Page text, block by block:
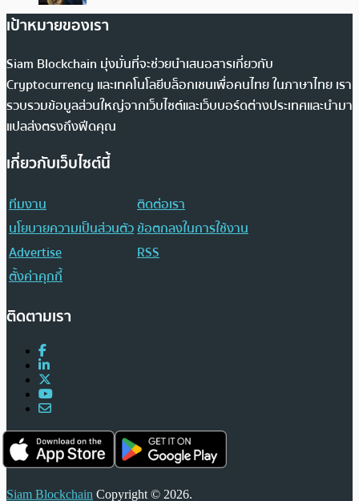
เป้าหมายของเรา
Siam Blockchain มุ่งมั่นที่จะช่วยนำเสนอสารเกี่ยวกับ
Cryptocurrency และเทคโนโลยีบล็อกเชนเพื่อคนไทย ในภาษาไทย เรา
รวบรวมข้อมูลส่วนใหญ่จากเว็บไซต์และเว็บบอร์ดต่างประเทศและนำมา
แปลส่งตรงถึงฟีดคุณ
เกี่ยวกับเว็บไซต์นี้
ทีมงาน
ติดต่อเรา
นโยบายความเป็นส่วนตัวข้อตกลงในการใช้งาน
Advertise
RSS
ตั้งค่าคุกกี้
ติดตามเรา
Siam Blockchain Copyright © 2026.